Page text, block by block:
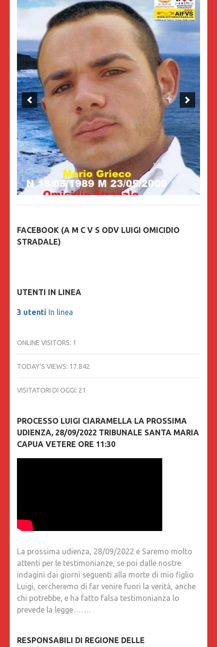
FACEBOOK (A M C V S ODV LUIGI OMICIDIO
STRADALE)
UTENTI IN LINEA
3 utenti In linea
ONLINE VISITORS: 1
TODAY'S VIEWS: 17.842
VISITATORI DI OGGI: 21
PROCESSO LUIGI CIARAMELLA LA PROSSIMA
UDIENZA, 28/09/2022 TRIBUNALE SANTA MARIA
CAPUA VETERE ORE 11:30
La prossima udienza, 28/09/2022 e Saremo molto
attenti per le testimonianze, se poi dalle nostre
indagini dai giorni seguenti alla morte di mio figlio
Luigi, cercheremo di far venire fuori la verità, anche
chi potrebbe, e ha fatto falsa testimonianza lo
prevede la legge…….
RESPONSABILI DI REGIONE DELLE